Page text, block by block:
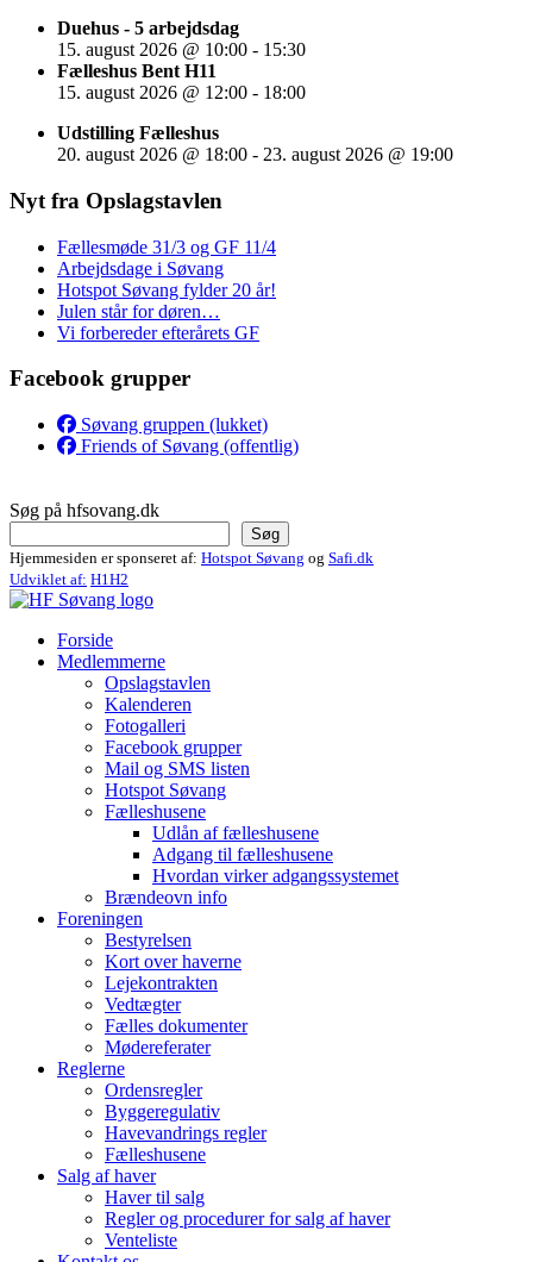
Duehus - 5 arbejdsdag
15. august 2026 @ 10:00 - 15:30
Fælleshus Bent H11
15. august 2026 @ 12:00 - 18:00
Udstilling Fælleshus
20. august 2026 @ 18:00 - 23. august 2026 @ 19:00
Nyt fra Opslagstavlen
Fællesmøde 31/3 og GF 11/4
Arbejdsdage i Søvang
Hotspot Søvang fylder 20 år!
Julen står for døren…
Vi forbereder efterårets GF
Facebook grupper
Søvang gruppen (lukket)
Friends of Søvang (offentlig)
Søg på hfsovang.dk
Søg
Hjemmesiden er sponseret af: Hotspot Søvang og Safi.dk
Udviklet af: H1H2
Forside
Medlemmerne
Opslagstavlen
Kalenderen
Fotogalleri
Facebook grupper
Mail og SMS listen
Hotspot Søvang
Fælleshusene
Udlån af fælleshusene
Adgang til fælleshusene
Hvordan virker adgangssystemet
Brændeovn info
Foreningen
Bestyrelsen
Kort over haverne
Lejekontrakten
Vedtægter
Fælles dokumenter
Mødereferater
Reglerne
Ordensregler
Byggeregulativ
Havevandrings regler
Fælleshusene
Salg af haver
Haver til salg
Regler og procedurer for salg af haver
Venteliste